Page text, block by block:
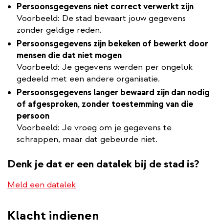
Persoonsgegevens niet correct verwerkt zijn
Voorbeeld: De stad bewaart jouw gegevens
zonder geldige reden.
Persoonsgegevens zijn bekeken of bewerkt door
mensen die dat niet mogen
Voorbeeld: Je gegevens werden per ongeluk
gedeeld met een andere organisatie.
Persoonsgegevens langer bewaard zijn dan nodig
of afgesproken, zonder toestemming van die
persoon
Voorbeeld: Je vroeg om je gegevens te
schrappen, maar dat gebeurde niet.
Denk je dat er een datalek bij de stad is?
Meld een datalek
Klacht indienen